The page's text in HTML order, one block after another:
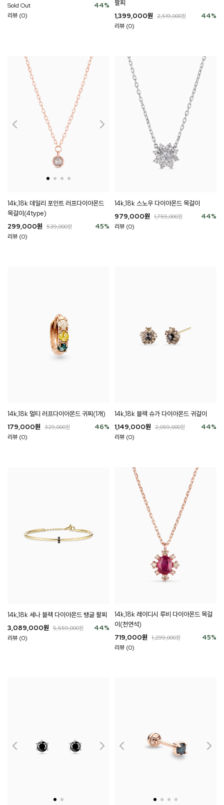
44%
Sold Out
리뷰 (0)
팔찌
44%
1,399,000원 2,519,000원
리뷰 (0)
14k,18k 데일리 포인트 러프다이아몬드
목걸이(4type)
45%
299,000원 539,000원
리뷰 (0)
14k,18k 스노우 다이아몬드 목걸이
44%
979,000원 1,759,000원
리뷰 (0)
14k,18k 멀티 러프다이아몬드 귀찌(1개)
46%
179,000원 329,000원
리뷰 (0)
14k,18k 블랙 슈가 다이아몬드 귀걸이
44%
1,149,000원 2,059,000원
리뷰 (0)
14k,18k 세나 블랙 다이아몬드 뱅글 팔찌
44%
3,089,000원 5,559,000원
리뷰 (0)
14k,18k 레이디시 루비 다이아몬드 목걸
이(천연석)
45%
719,000원 1,299,000원
리뷰 (0)